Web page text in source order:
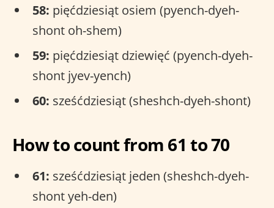
58: pięćdziesiąt osiem (pyench-dyeh-
shont oh-shem)
59: pięćdziesiąt dziewięć (pyench-dyeh-
shont jyev-yench)
60: sześćdziesiąt (sheshch-dyeh-shont)
How to count from 61 to 70
61: sześćdziesiąt jeden (sheshch-dyeh-
shont yeh-den)